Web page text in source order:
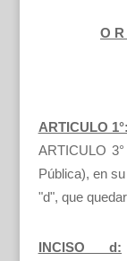
O R
ARTICULO 1°:
ARTICULO
Pública), en
"d", que
INCISO d: